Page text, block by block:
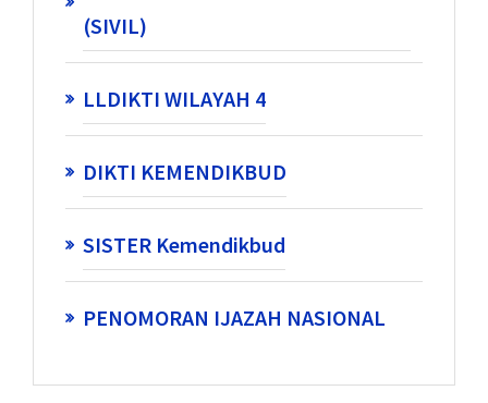
(SIVIL)
LLDIKTI WILAYAH 4
DIKTI KEMENDIKBUD
SISTER Kemendikbud
PENOMORAN IJAZAH NASIONAL